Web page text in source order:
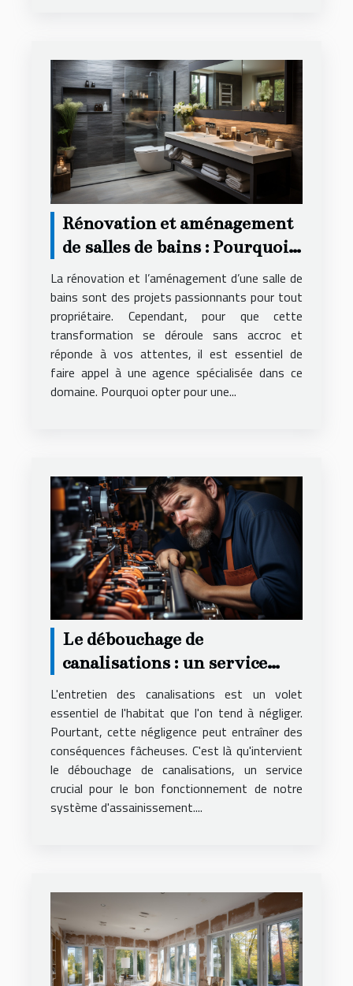
Rénovation et aménagement
de salles de bains : Pourquoi
faire appel à une agence
spécialisée ?
La rénovation et l’aménagement d’une salle de
bains sont des projets passionnants pour tout
propriétaire. Cependant, pour que cette
transformation se déroule sans accroc et
réponde à vos attentes, il est essentiel de
faire appel à une agence spécialisée dans ce
domaine. Pourquoi opter pour une...
Le débouchage de
canalisations : un service
essentiel
L'entretien des canalisations est un volet
essentiel de l'habitat que l'on tend à négliger.
Pourtant, cette négligence peut entraîner des
conséquences fâcheuses. C'est là qu'intervient
le débouchage de canalisations, un service
crucial pour le bon fonctionnement de notre
système d'assainissement....